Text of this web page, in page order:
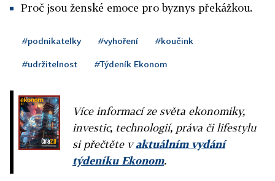
Proč jsou ženské emoce pro byznys překážkou.
#podnikatelky #vyhoření #koučink
#udržitelnost #Týdeník Ekonom
Více informací ze světa ekonomiky,
investic, technologií, práva či lifestylu
si přečtěte vaktuálním vydání
týdeníku Ekonom.